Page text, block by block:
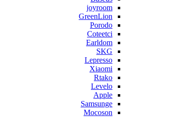
joyroom
GreenLion
Porodo
Coteetci
Earldom
SKG
Lepresso
Xiaomi
Rtako
Levelo
Apple
Samsunge
Mocoson